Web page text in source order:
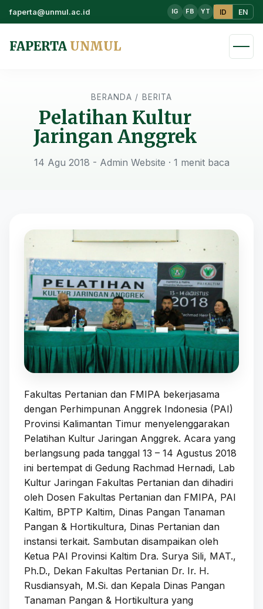
faperta@unmul.ac.id IG FB YT ID EN
FAPERTA UNMUL
BERANDA / BERITA
Pelatihan Kultur
Jaringan Anggrek
14 Agu 2018 - Admin Website · 1 menit baca
Fakultas Pertanian dan FMIPA bekerjasama
dengan Perhimpunan Anggrek Indonesia (PAI)
Provinsi Kalimantan Timur menyelenggarakan
Pelatihan Kultur Jaringan Anggrek. Acara yang
berlangsung pada tanggal 13 – 14 Agustus 2018
ini bertempat di Gedung Rachmad Hernadi, Lab
Kultur Jaringan Fakultas Pertanian dan dihadiri
oleh Dosen Fakultas Pertanian dan FMIPA, PAI
Kaltim, BPTP Kaltim, Dinas Pangan Tanaman
Pangan & Hortikultura, Dinas Pertanian dan
instansi terkait. Sambutan disampaikan oleh
Ketua PAI Provinsi Kaltim Dra. Surya Sili, MAT.,
Ph.D., Dekan Fakultas Pertanian Dr. Ir. H.
Rusdiansyah, M.Si. dan Kepala Dinas Pangan
Tanaman Pangan & Hortikultura yang